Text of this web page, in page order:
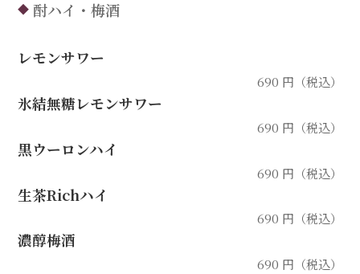
◆ 酎ハイ・梅酒
レモンサワー
690 円（税込）
氷結無糖レモンサワー
690 円（税込）
黒ウーロンハイ
690 円（税込）
生茶Richハイ
690 円（税込）
濃醇梅酒
690 円（税込）